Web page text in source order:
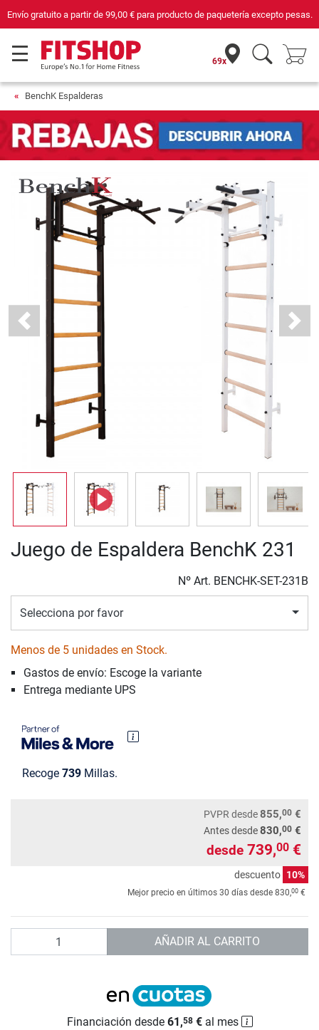
Compra con seguridad en Fitshop, comercio con sello de Confianza
69x
BenchK Espalderas
Previous Next
Juego de Espaldera BenchK 231
Nº Art. BENCHK-SET-231B
Selecciona por favor
Menos de 5 unidades en Stock.
Gastos de envío: Escoge la variante
Entrega mediante UPS
Recoge 739 Millas.
PVPR desde855,00 €
Antes desde830,00 €
desde 739,00 €
descuento 10%
Mejor precio en últimos 30 días desde 830,00 €
AÑADIR AL CARRITO
Financiación desde 61,58€al mes